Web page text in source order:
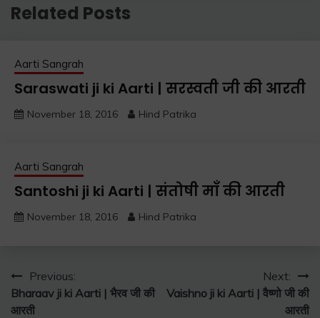
Related Posts
Aarti Sangrah
Saraswati ji ki Aarti | सरस्वती जी की आरती
November 18, 2016 Hind Patrika
Aarti Sangrah
Santoshi ji ki Aarti | संतोषी माँ की आरती
November 18, 2016 Hind Patrika
Post
navigation
Previous:
Bharaav ji ki Aarti | भैरव जी की
आरती
Next:
Vaishno ji ki Aarti | वैष्णो जी की
आरती